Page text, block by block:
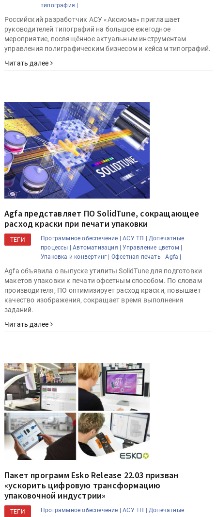
типография |
Российский разработчик АСУ «Аксиома» приглашает
руководителей типографий на большое ежегодное
мероприятие, посвящённое актуальным инструментам
управления полиграфическим бизнесом и кейсам типографий.
Читать далее
Agfa представляет ПО SolidTune, сокращающее
расход краски при печати упаковки
ТЕГИ Программное обеспечение | АСУ ТП |
Допечатные
процессы |
Автоматизация |
Управление цветом |
Упаковка и конвертинг |
Офсетная печать | Agfa |
Agfa объявила о выпуске утилиты SolidTune для подготовки
макетов упаковки к печати офсетным способом. По словам
производителя, ПО оптимизирует расход краски, повышает
качество изображения, сокращает время выполнения
заданий.
Читать далее
Пакет программ Esko Release 22.03 призван
«ускорить цифровую трансформацию
упаковочной индустрии»
ТЕГИ Программное обеспечение | АСУ ТП |
Допечатные